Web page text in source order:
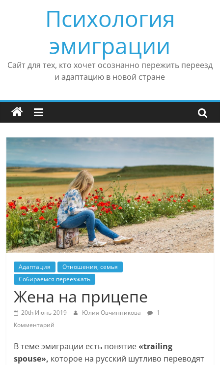
содержимомуПсихология
эмиграции
Сайт для тех, кто хочет осознанно пережить переезд
и адаптацию в новой стране
Адаптация
Отношения, семья
Собираемся переезжать
Жена на прицепе
20th Июнь 2019 Юлия Овчинникова
1
Комментарий
В теме эмиграции есть понятие«trailing
spouse», которое на русский шутливо переводят